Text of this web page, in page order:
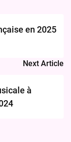
en 2025
Next Article
à